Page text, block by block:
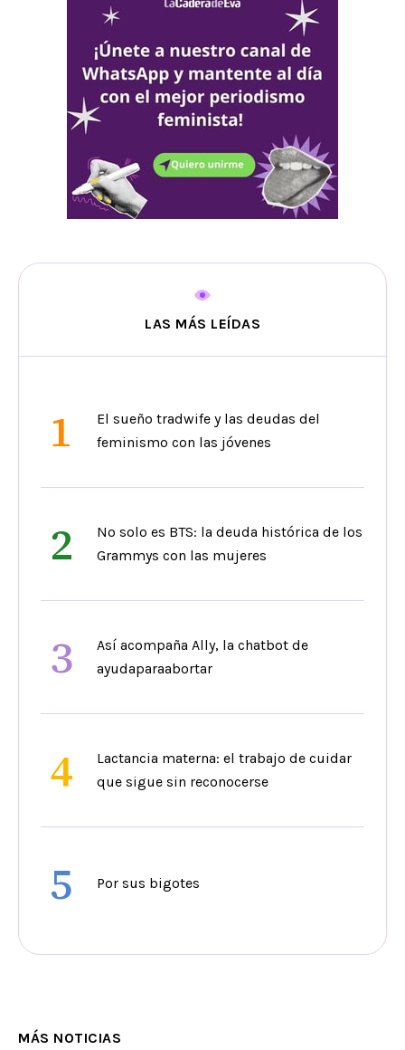
LAS MÁS LEÍDAS
1
El sueño tradwife y las deudas del
feminismo con las jóvenes
2
No solo es BTS: la deuda histórica de los
Grammys con las mujeres
3
Así acompaña Ally, la chatbot de
ayudaparaabortar
4
Lactancia materna: el trabajo de cuidar
que sigue sin reconocerse
5 Por sus bigotes
MÁS NOTICIAS